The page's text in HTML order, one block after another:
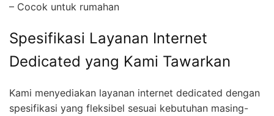
– Cocok untuk rumahan
Spesifikasi Layanan Internet
Dedicated yang Kami Tawarkan
Kami menyediakan layanan internet dedicated dengan
spesifikasi yang fleksibel sesuai kebutuhan masing-